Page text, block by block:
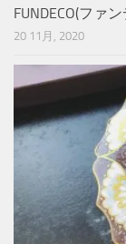
FUNDECO(ファ
20 11月, 2020